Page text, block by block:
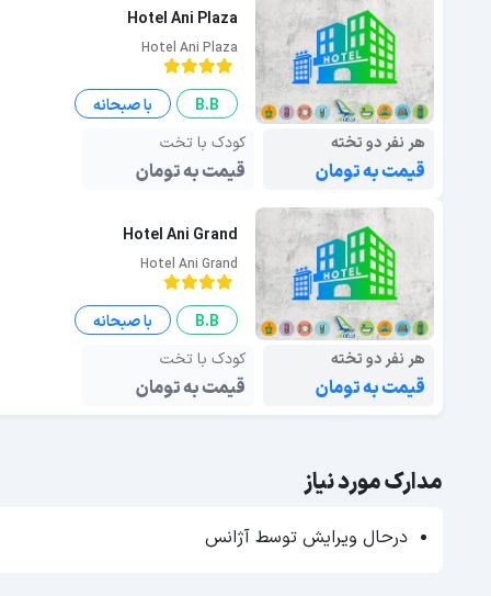
Hotel Ani Plaza
Hotel Ani Plaza
B.B
با صبحانه
هر نفر دو تخته
قیمت به تومان
کودک با تخت
قیمت به تومان
Hotel Ani Grand
Hotel Ani Grand
B.B
با صبحانه
هر نفر دو تخته
قیمت به تومان
کودک با تخت
قیمت به تومان
مدارک مورد نیاز
درحال ویرایش توسط آژانس